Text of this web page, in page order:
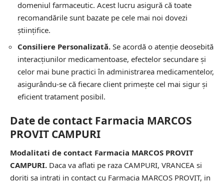
domeniul farmaceutic. Acest lucru asigură că toate
recomandările sunt bazate pe cele mai noi dovezi
științifice.
Consiliere Personalizată. Se acordă o atenție deosebită
interacțiunilor medicamentoase, efectelor secundare și
celor mai bune practici în administrarea medicamentelor,
asigurându-se că fiecare client primește cel mai sigur și
eficient tratament posibil.
Date de contact Farmacia MARCOS
PROVIT CAMPURI
Modalitati de contact Farmacia MARCOS PROVIT
CAMPURI. Daca va aflati pe raza CAMPURI, VRANCEA si
doriti sa intrati in contact cu Farmacia MARCOS PROVIT, in